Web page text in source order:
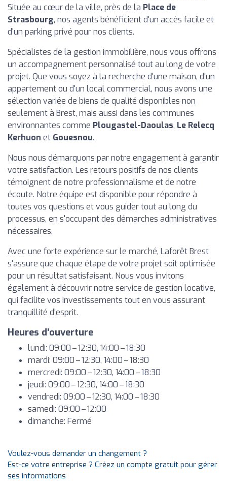
Située au cœur de la ville, près de la Place de
Strasbourg, nos agents bénéficient d'un accès facile et
d'un parking privé pour nos clients.
Spécialistes de la gestion immobilière, nous vous offrons
un accompagnement personnalisé tout au long de votre
projet. Que vous soyez à la recherche d'une maison, d'un
appartement ou d'un local commercial, nous avons une
sélection variée de biens de qualité disponibles non
seulement à Brest, mais aussi dans les communes
environnantes comme Plougastel-Daoulas, Le Relecq
Kerhuon et Gouesnou.
Nous nous démarquons par notre engagement à garantir
votre satisfaction. Les retours positifs de nos clients
témoignent de notre professionnalisme et de notre
écoute. Notre équipe est disponible pour répondre à
toutes vos questions et vous guider tout au long du
processus, en s'occupant des démarches administratives
nécessaires.
Avec une forte expérience sur le marché, Laforêt Brest
s'assure que chaque étape de votre projet soit optimisée
pour un résultat satisfaisant. Nous vous invitons
également à découvrir notre service de gestion locative,
qui facilite vos investissements tout en vous assurant
tranquillité d'esprit.
Heures d'ouverture
lundi: 09:00 – 12:30, 14:00 – 18:30
mardi: 09:00 – 12:30, 14:00 – 18:30
mercredi: 09:00 – 12:30, 14:00 – 18:30
jeudi: 09:00 – 12:30, 14:00 – 18:30
vendredi: 09:00 – 12:30, 14:00 – 18:30
samedi: 09:00 – 12:00
dimanche: Fermé
Voulez-vous demander un changement ?
Est-ce votre entreprise ? Créez un compte gratuit pour gérer
ses informations